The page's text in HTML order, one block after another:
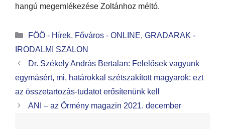
hangú megemlékezése Zoltánhoz méltó.
FÖÖ - Hírek, Főváros - ONLINE, GRADARAK -
IRODALMI SZALON
Dr. Székely András Bertalan: Felelősek vagyunk
egymásért, mi, határokkal szétszakított magyarok: ezt
az összetartozás-tudatot erősítenünk kell
ANI – az Örmény magazin 2021. december